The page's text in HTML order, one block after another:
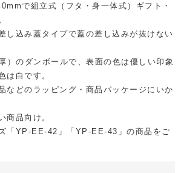
で組立式（フタ・身一体式）ギフト・
し込み蓋タイプで蓋の差し込みが抜けない
）のダンボールで、表面の色は優しい印象
は白です。
などのラッピング・商品パッケージにいか
商品向け。
「YP-EE-42」「YP-EE-43」の商品をご